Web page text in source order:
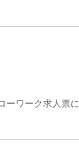
ワーク求人票